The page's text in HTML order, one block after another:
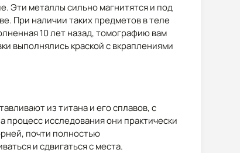
Эти металлы сильно магнитятся и под
При наличии таких предметов в теле
10 лет назад, томографию вам
выполнялись краской с вкраплениями
из титана и его сплавов, с
исследования они практически
почти полностью
и сдвигаться с места.